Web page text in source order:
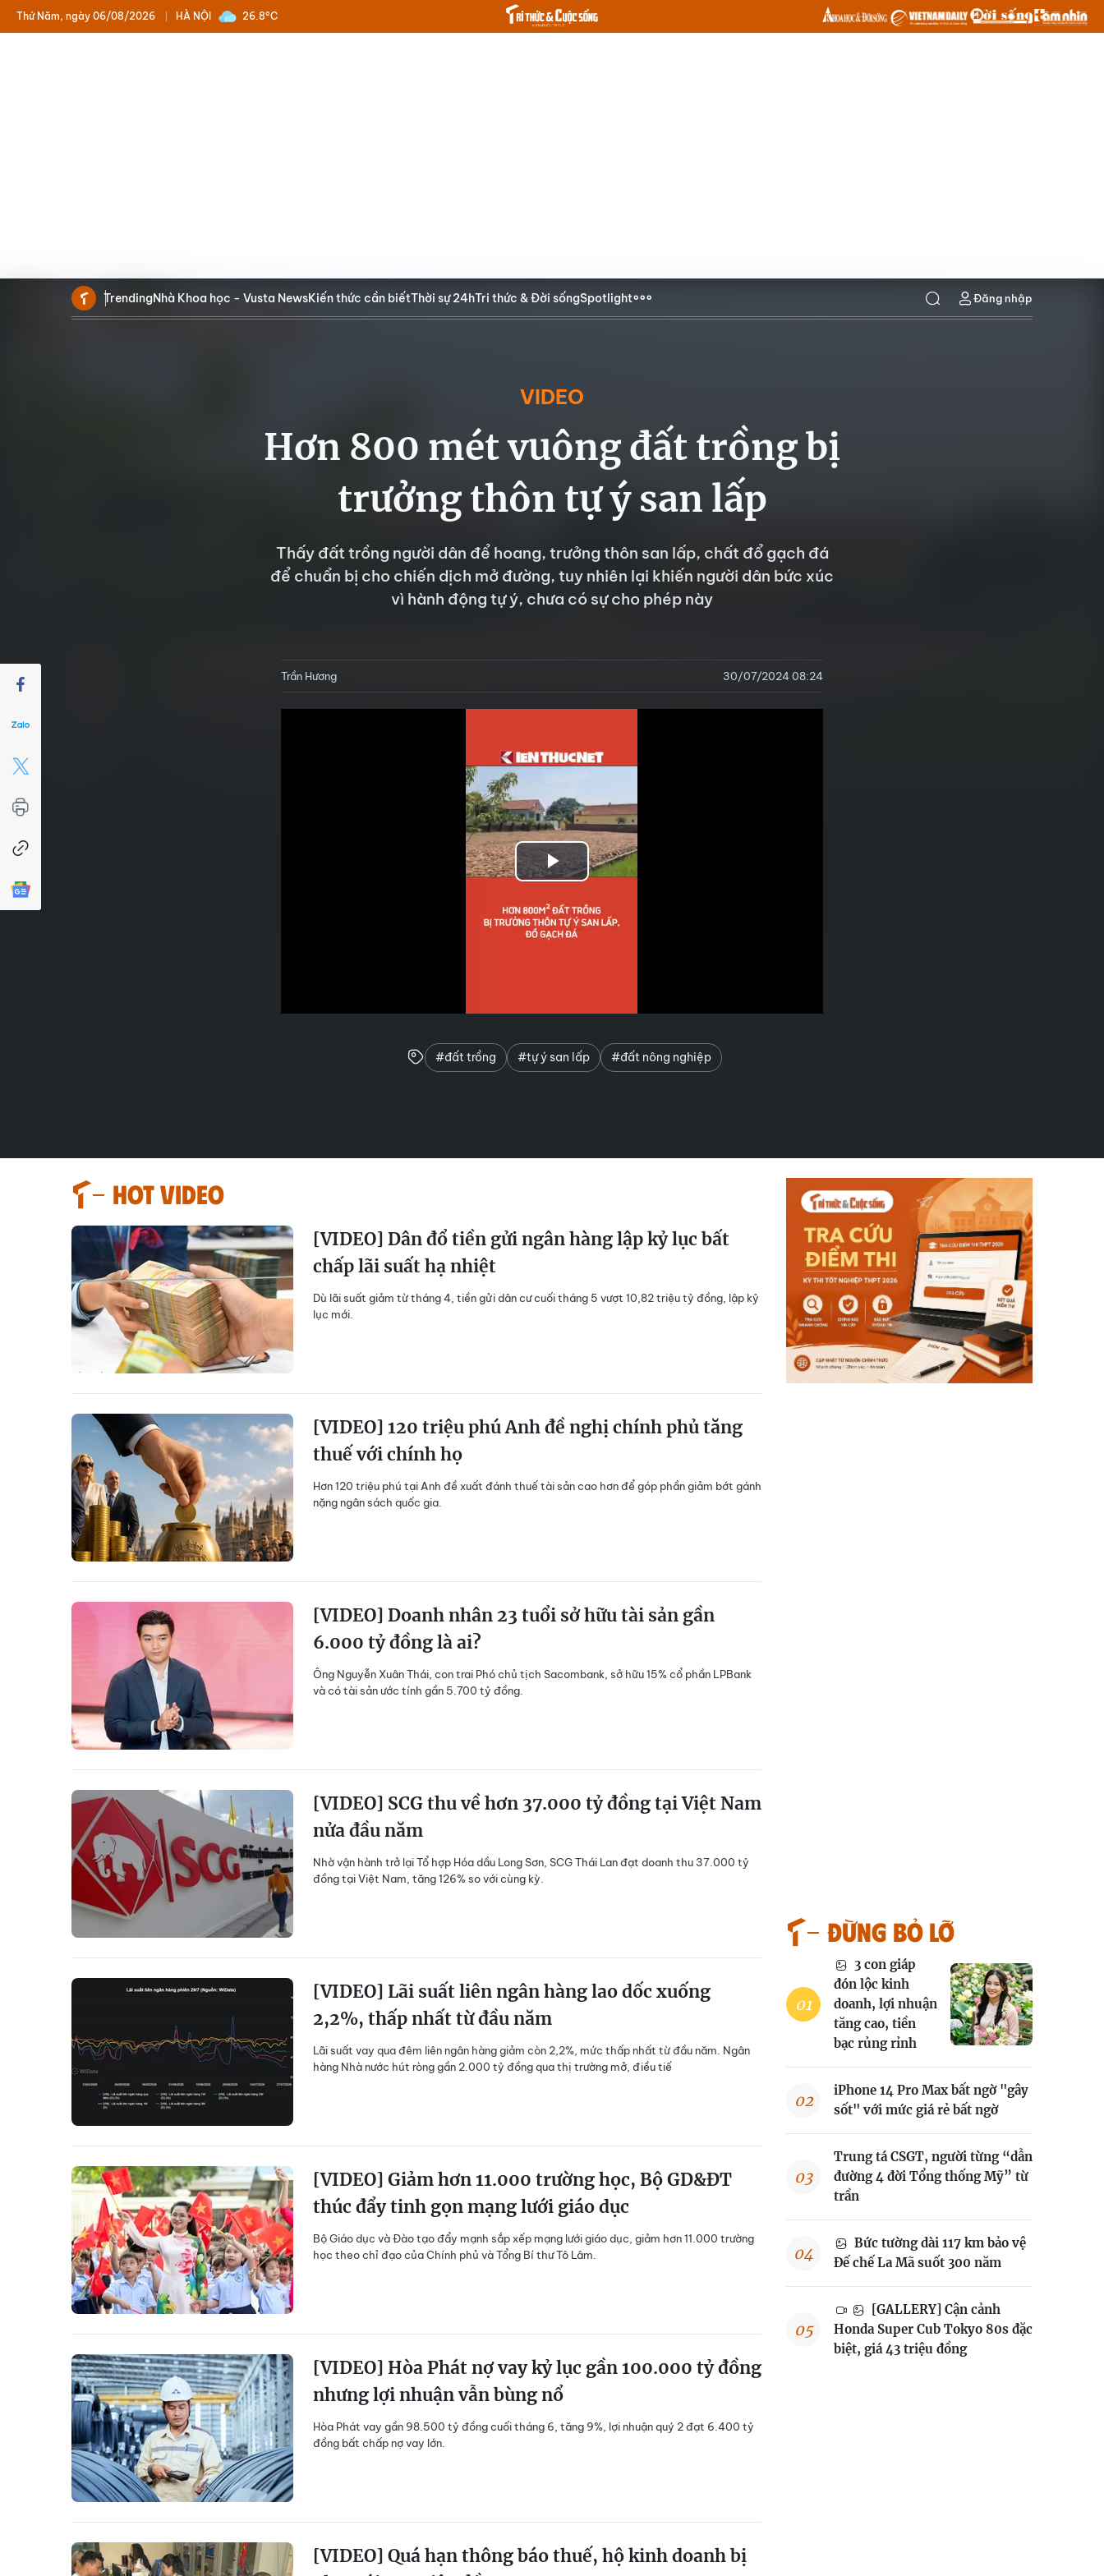
HÀ NỘI
Thứ Năm, ngày 06/08/2026 26.8°C
TrendingNhà Khoa học - Vusta NewsKiến thức cần biếtThời sự 24hTri thức & Đời sốngSpotlight Đăng nhập
VIDEO
Hơn 800 mét vuông đất trồng bị
trưởng thôn tự ý san lấp
Thấy đất trồng người dân để hoang, trưởng thôn san lấp, chất đổ gạch đá
để chuẩn bị cho chiến dịch mở đường, tuy nhiên lại khiến người dân bức xúc
vì hành động tự ý, chưa có sự cho phép này
Trần Hương 30/07/2024 08:24
Play
Video
#đất trồng #tự ý san lấp #đất nông nghiệp
HOT VIDEO
[VIDEO] Dân đổ tiền gửi ngân hàng lập kỷ lục bất
chấp lãi suất hạ nhiệt
Dù lãi suất giảm từ tháng 4, tiền gửi dân cư cuối tháng 5 vượt 10,82 triệu tỷ đồng, lập kỷ
lục mới.
[VIDEO] 120 triệu phú Anh đề nghị chính phủ tăng
thuế với chính họ
Hơn 120 triệu phú tại Anh đề xuất đánh thuế tài sản cao hơn để góp phần giảm bớt gánh
nặng ngân sách quốc gia.
[VIDEO] Doanh nhân 23 tuổi sở hữu tài sản gần
6.000 tỷ đồng là ai?
Ông Nguyễn Xuân Thái, con trai Phó chủ tịch Sacombank, sở hữu 15% cổ phần LPBank
và có tài sản ước tính gần 5.700 tỷ đồng.
[VIDEO] SCG thu về hơn 37.000 tỷ đồng tại Việt Nam
nửa đầu năm
Nhờ vận hành trở lại Tổ hợp Hóa dầu Long Sơn, SCG Thái Lan đạt doanh thu 37.000 tỷ
đồng tại Việt Nam, tăng 126% so với cùng kỳ.
[VIDEO] Lãi suất liên ngân hàng lao dốc xuống
2,2%, thấp nhất từ đầu năm
Lãi suất vay qua đêm liên ngân hàng giảm còn 2,2%, mức thấp nhất từ đầu năm. Ngân
hàng Nhà nước hút ròng gần 2.000 tỷ đồng qua thị trường mở, điều tiế
[VIDEO] Giảm hơn 11.000 trường học, Bộ GD&ĐT
thúc đẩy tinh gọn mạng lưới giáo dục
Bộ Giáo dục và Đào tạo đẩy mạnh sắp xếp mạng lưới giáo dục, giảm hơn 11.000 trường
học theo chỉ đạo của Chính phủ và Tổng Bí thư Tô Lâm.
[VIDEO] Hòa Phát nợ vay kỷ lục gần 100.000 tỷ đồng
nhưng lợi nhuận vẫn bùng nổ
Hòa Phát vay gần 98.500 tỷ đồng cuối tháng 6, tăng 9%, lợi nhuận quý 2 đạt 6.400 tỷ
đồng bất chấp nợ vay lớn.
[VIDEO] Quá hạn thông báo thuế, hộ kinh doanh bị
Đừng bỏ lỡ
3 con giáp
đón lộc kinh
doanh, lợi nhuận
tăng cao, tiền
bạc rủng rỉnh
iPhone 14 Pro Max bất ngờ "gây
sốt" với mức giá rẻ bất ngờ
Trung tá CSGT, người từng “dẫn
đường 4 đời Tổng thống Mỹ” từ
trần
Bức tường dài 117 km bảo vệ
Đế chế La Mã suốt 300 năm
[GALLERY] Cận cảnh
Honda Super Cub Tokyo 80s đặc
biệt, giá 43 triệu đồng